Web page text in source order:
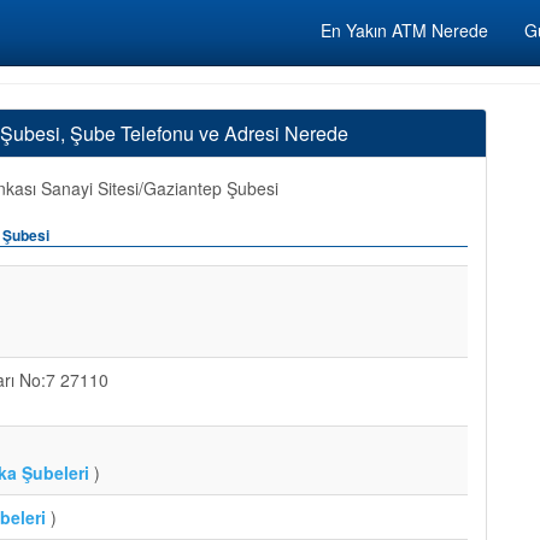
En Yakın ATM Nerede
Şube Telefonu ve Adresi Nerede
Sanayi Sitesi/Gaziantep Şubesi
No:7 27110
Şubeleri )
)